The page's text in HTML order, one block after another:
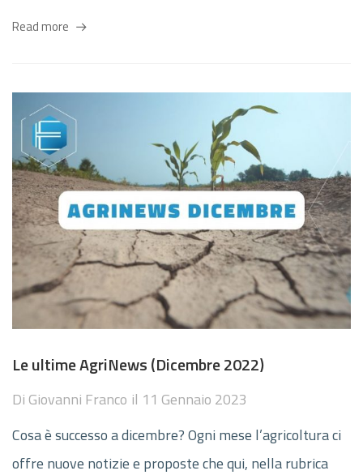
Read more
Le ultime AgriNews (Dicembre 2022)
Di Giovanni Franco il 11 Gennaio 2023
Cosa è successo a dicembre? Ogni mese l’agricoltura ci
offre nuove notizie e proposte che qui, nella rubrica